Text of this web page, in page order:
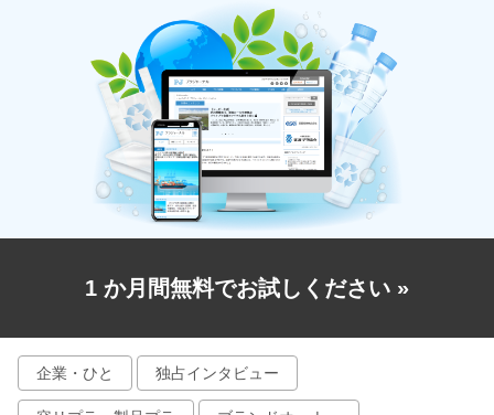
1 か月間無料でお試しください »
企業・ひと 独占インタビュー